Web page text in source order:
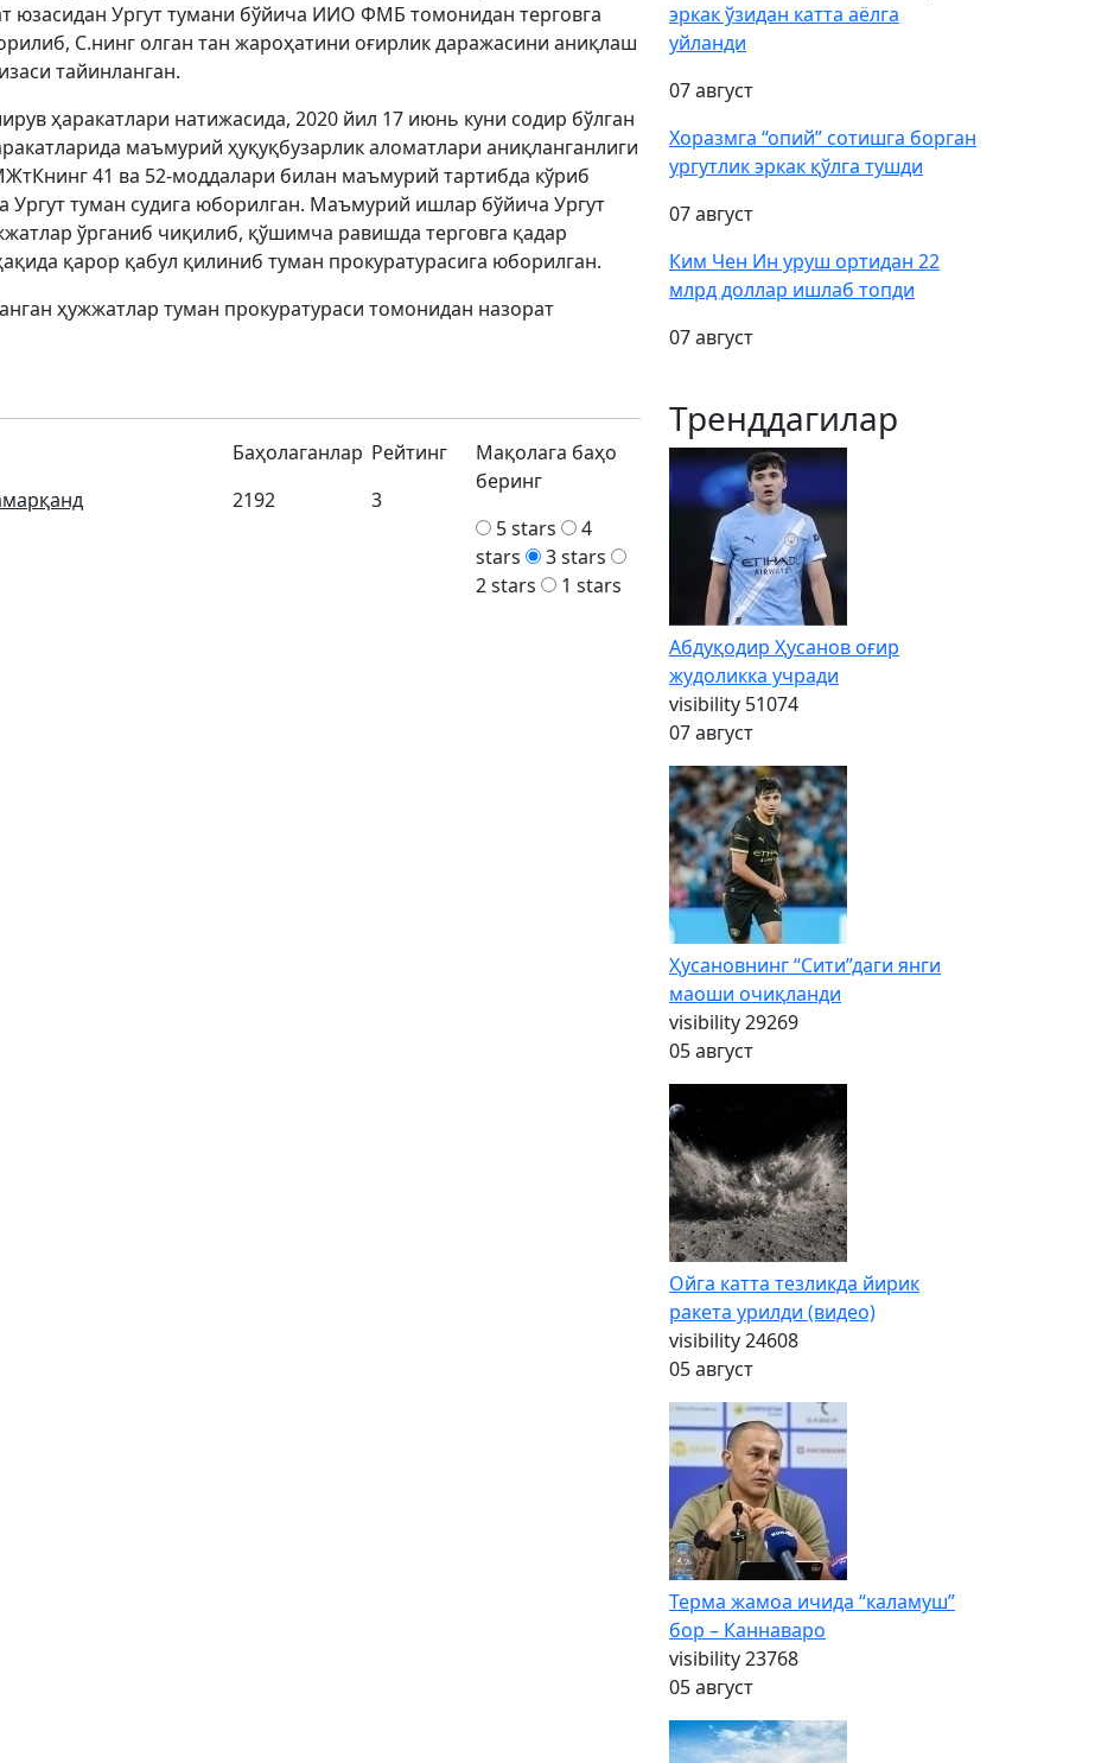
юзасидан Ургут тумани бўйича ИИО ФМБ томонидан терговга
С.нинг олган тан жароҳатини оғирлик даражасини аниқлаш
тайинланган.
ҳаракатлари натижасида, 2020 йил 17 июнь куни содир бўлган
маъмурий ҳуқуқбузарлик аломатлари аниқланганлиги
41 ва 52-моддалари билан маъмурий тартибда кўриб
туман судига юборилган. Маъмурий ишлар бўйича Ургут
ўрганиб чиқилиб, қўшимча равишда терговга қадар
қарор қабул қилиниб туман прокуратурасига юборилган.
ҳужжатлар туман прокуратураси томонидан назорат
Баҳолаганлар
2192
Рейтинг
3
Мақолага баҳо
беринг
5 stars
4
stars
3 stars
2 stars
1 stars
эркак ўзидан катта аёлга
уйланди
07 август
Хоразмга “опий” сотишга борган
ургутлик эркак қўлга тушди
07 август
Ким Чен Ин уруш ортидан 22
млрд доллар ишлаб топди
07 август
Тренддагилар
Абдуқодир Ҳусанов оғир
жудоликка учради
visibility 51074
07 август
Ҳусановнинг “Сити”даги янги
маоши очиқланди
visibility29269
05 август
Ойга катта тезликда йирик
ракета урилди (видео)
visibility24608
05 август
Терма жамоа ичида “каламуш”
бор – Каннаваро
visibility23768
05 август